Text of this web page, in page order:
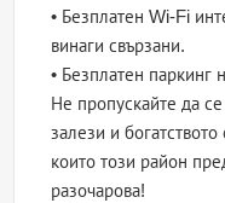
• Безплатен Wi-Fi
винаги свързани.
• Безплатен паркинг
Не пропускайте да
залези и
които този район
разочарова!